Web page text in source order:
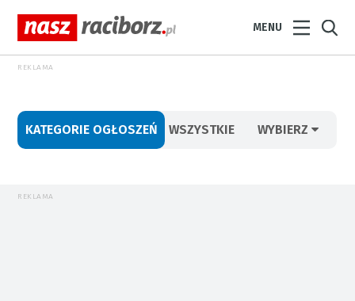
MENU
REKLAMA
KATEGORIE OGŁOSZEŃ WSZYSTKIE WYBIERZ
REKLAMA